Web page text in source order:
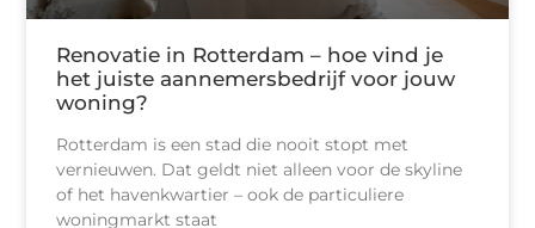
Renovatie in Rotterdam – hoe vind je
het juiste aannemersbedrijf voor jouw
woning?
Rotterdam is een stad die nooit stopt met
vernieuwen. Dat geldt niet alleen voor de skyline
of het havenkwartier – ook de particuliere
woningmarkt staat